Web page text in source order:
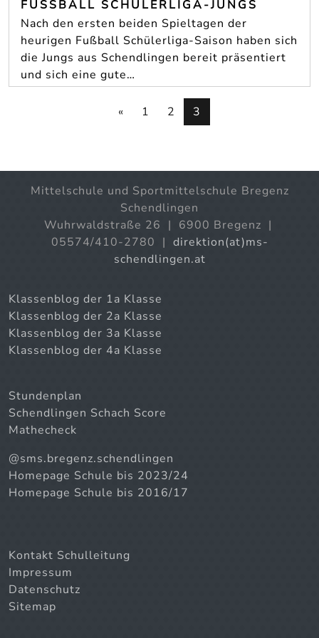
FUSSBALL SCHÜLERLIGA-JUNGS
Nach den ersten beiden Spieltagen der
heurigen Fußball Schülerliga-Saison haben sich
die Jungs aus Schendlingen bereit präsentiert
und sich eine gute…
« 1 2 3
Mittelschule und Sportmittelschule Bregenz
Schendlingen
Wuhrwaldstraße 26 | 6900 Bregenz |
05574/410-2780 | direktion(at)ms-
schendlingen.at
Klassenblog der 1a Klasse
Klassenblog der 2a Klasse
Klassenblog der 3a Klasse
Klassenblog der 4a Klasse
Stundenplan
Schendlingen Schach Score
Mathecheck
@sms.bregenz.schendlingen
Homepage Schule bis 2023/24
Homepage Schule bis 2016/17
Kontakt Schulleitung
Impressum
Datenschutz
Sitemap